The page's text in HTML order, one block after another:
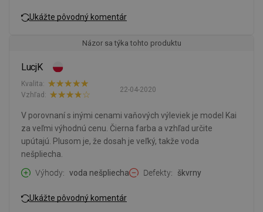
Ukážte pôvodný komentár
Názor sa týka tohto produktu
LucjK
22-04-2020
Kvalita:
Vzhľad:
V porovnaní s inými cenami vaňových výleviek je model Kai
za veľmi výhodnú cenu. Čierna farba a vzhľad určite
upútajú. Plusom je, že dosah je veľký, takže voda
nešpliecha.
Výhody
voda nešpliecha Defekty škvrny
Ukážte pôvodný komentár